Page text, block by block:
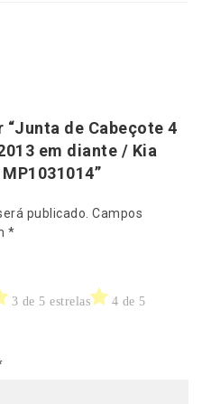
de Cabeçote 4
em diante / Kia
publicado. Campos
*
3 de 5 estrelas
4 de 5